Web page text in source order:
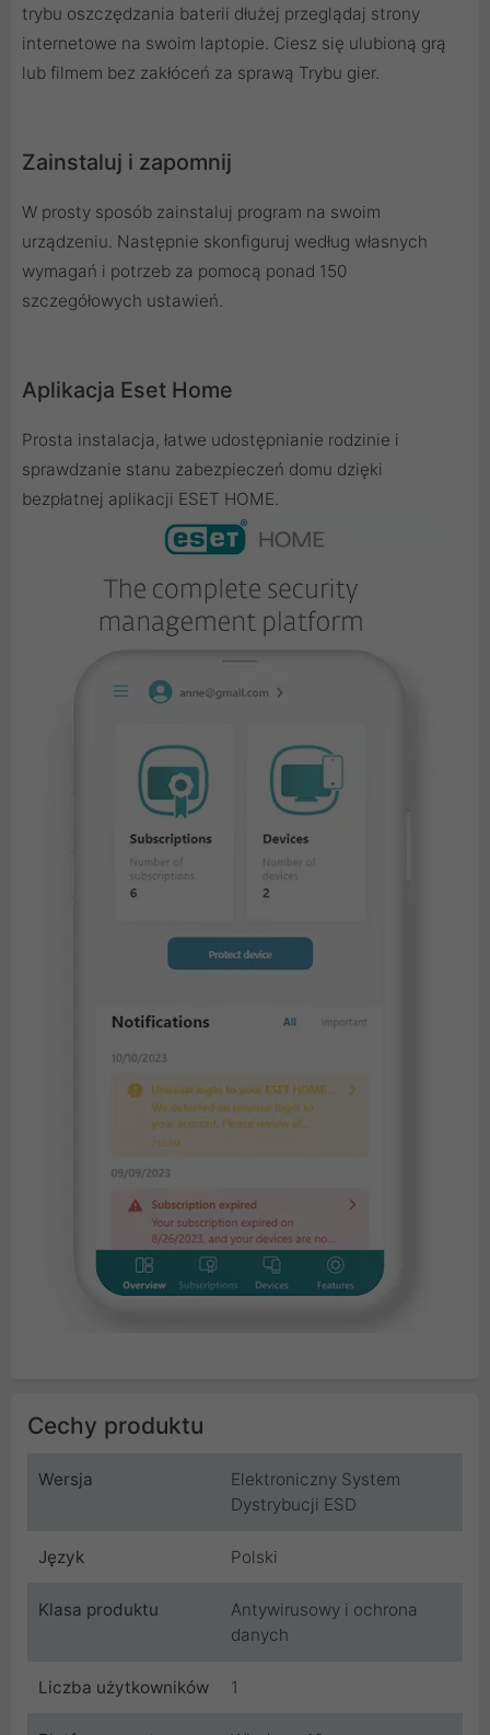
trybu oszczędzania baterii dłużej przeglądaj strony
internetowe na swoim laptopie. Ciesz się ulubioną grą
lub filmem bez zakłóceń za sprawą Trybu gier.
Zainstaluj i zapomnij
W prosty sposób zainstaluj program na swoim
urządzeniu. Następnie skonfiguruj według własnych
wymagań i potrzeb za pomocą ponad 150
szczegółowych ustawień.
Aplikacja Eset Home
Prosta instalacja, łatwe udostępnianie rodzinie i
sprawdzanie stanu zabezpieczeń domu dzięki
bezpłatnej aplikacji ESET HOME.
Cechy produktu
Wersja
Elektroniczny System
Dystrybucji ESD
Język Polski
Klasa produktu
Antywirusowy i ochrona
danych
Liczba użytkowników 1